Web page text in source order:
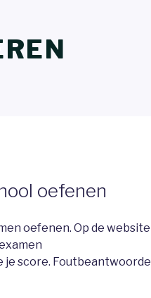
oefenen
oefenen. Op de website
je score. Foutbeantwoorde